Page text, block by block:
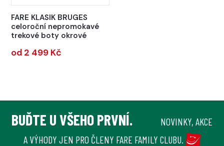
FARE KLASIK BRUGES
celoroční nepromokavé
trekové boty okrové
od 2 499 Kč
BUĎTE U VŠEHO PRVNÍ.
NOVINKY, AKCE
A VÝHODY JEN PRO ČLENY FARE FAMILY CLUBU.